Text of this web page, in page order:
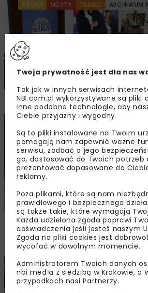
DROGI MOSTY TUNELE ARCHIWUM
NOVDROG 2026
Walne zgromadzenie
Ogólnopolskiej Izby
Drogownictwa
BUDOWNICTWO DROGI ENERGETYKA
KOLEJ
MOSTY TUNELE ARCHIWUM
Twoja prywatność jest dla nas
Tak jak w innych serwisach
NBI.com.pl wykorzystywane są pliki
inne podobne technologie, aby
Ciebie przyjazny i wygodny.
Są to pliki instalowane na Twoim
pomagają nam zapewnić ważne
serwisu, zadbać o jego
go, dostosować do Twoich potrzeb
prezentować dopasowane do
reklamy.
Poza plikami, które są nam
prawidłowego i bezpiecznego
są także takie, które wymagają
Każda udzielona zgoda poprawi
doświadczenia jeśli jesteś naszym
Zgoda na pliki cookies jest
wycofać w dowolnym momencie.
Administratorem Twoich danych
nbi med!a z siedzibą w Krakowie, a
przypadkach nasi Partnerzy.